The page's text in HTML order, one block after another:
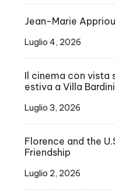
Jean-Marie
Luglio 4, 2026
Il cinema con vista
estiva a Villa Bardini
Luglio 3, 2026
Florence and the
Friendship
Luglio 2, 2026